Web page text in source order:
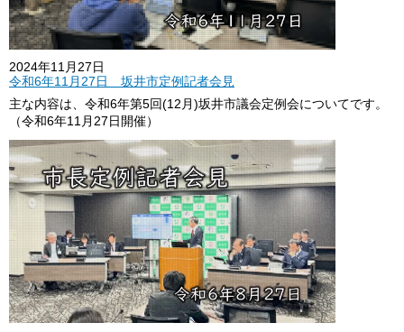
2024年11月27日
令和6年11月27日 坂井市定例記者会見
主な内容は、令和6年第5回(12月)坂井市議会定例会についてです。
（令和6年11月27日開催）